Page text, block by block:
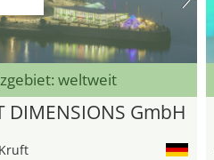
weltweit
DIMENSIONS GmbH